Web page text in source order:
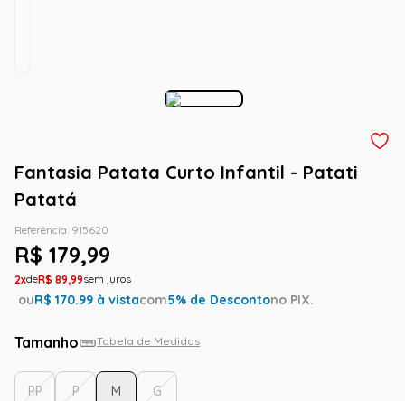
Fantasia Patata Curto Infantil - Patati
Patatá
Referência: 915620
R$ 179,99
2 R$ 89,99
ouR$ 170.99 à vistacom5% de Descontono PIX.
Tamanho Tabela de Medidas
PP P M G